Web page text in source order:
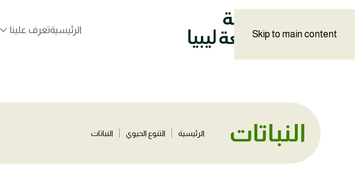
Skip to main content الرئيسيةتعرف علينا
النباتات الرئيسية التنوع الحيوي النباتات